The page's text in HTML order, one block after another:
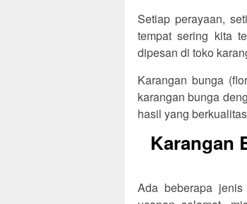
Setiap perayaan,
tempat sering kita
dipesan di toko
Karangan bunga
karangan bunga
hasil yang
Karangan
Ada beberapa